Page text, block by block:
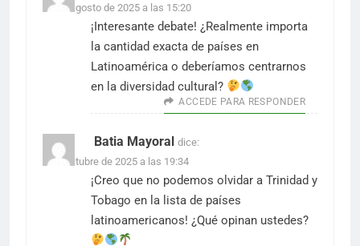
17 de agosto de 2025 a las 15:20
¡Interesante debate! ¿Realmente importa
la cantidad exacta de países en
Latinoamérica o deberíamos centrarnos
en la diversidad cultural?
ACCEDE PARA RESPONDER
Batia Mayoral dice:
7 de octubre de 2025 a las 19:34
¡Creo que no podemos olvidar a Trinidad y
Tobago en la lista de países
latinoamericanos! ¿Qué opinan ustedes?